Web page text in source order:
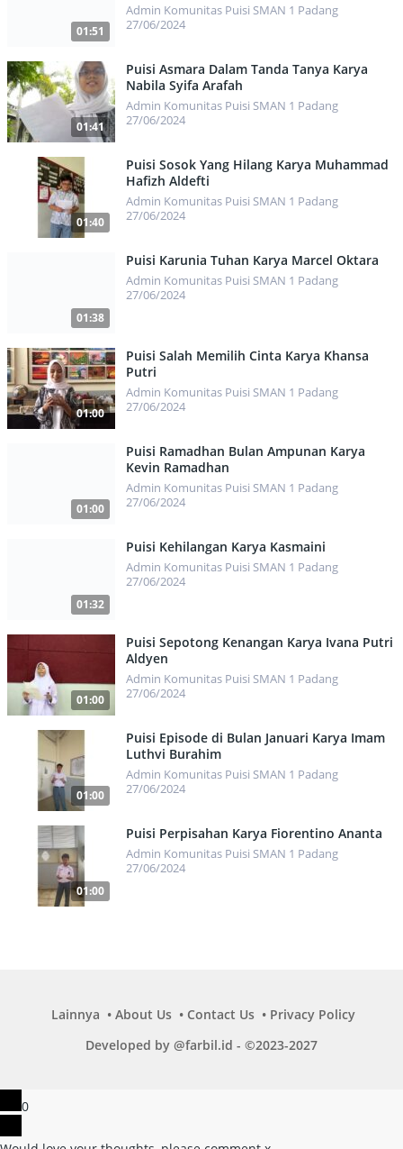
472
01:51
Admin Komunitas Puisi SMAN 1 Padang
27/06/2024
484
01:41
Puisi Asmara Dalam Tanda Tanya Karya
Nabila Syifa Arafah
Admin Komunitas Puisi SMAN 1 Padang
27/06/2024
01:40
Puisi Sosok Yang Hilang Karya Muhammad
Hafizh Aldefti
Admin Komunitas Puisi SMAN 1 Padang
27/06/2024
486
01:38
Puisi Karunia Tuhan Karya Marcel Oktara
Admin Komunitas Puisi SMAN 1 Padang
27/06/2024
01:00
Puisi Salah Memilih Cinta Karya Khansa
Putri
Admin Komunitas Puisi SMAN 1 Padang
27/06/2024
01:00
Puisi Ramadhan Bulan Ampunan Karya
Kevin Ramadhan
Admin Komunitas Puisi SMAN 1 Padang
27/06/2024
437
01:32
Puisi Kehilangan Karya Kasmaini
Admin Komunitas Puisi SMAN 1 Padang
27/06/2024
441
01:00
Puisi Sepotong Kenangan Karya Ivana Putri
Aldyen
Admin Komunitas Puisi SMAN 1 Padang
27/06/2024
434
01:00
Puisi Episode di Bulan Januari Karya Imam
Luthvi Burahim
Admin Komunitas Puisi SMAN 1 Padang
27/06/2024
01:00
Puisi Perpisahan Karya Fiorentino Ananta
Admin Komunitas Puisi SMAN 1 Padang
27/06/2024
Lainnya About Us Contact Us
Privacy Policy
Developed by @farbil.id - ©2023-2027
0